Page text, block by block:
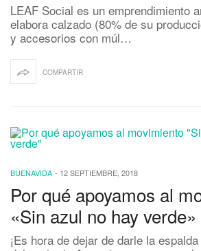
LEAF Social es un emprendimiento
elabora calzado (80% de su
y accesorios con múl…
COMPARTIR
BUENAVIDA - 12 SEPTIEMBRE, 2018
Por qué apoyamos al
«Sin azul no hay verde»
¡Es hora de dejar de darle la